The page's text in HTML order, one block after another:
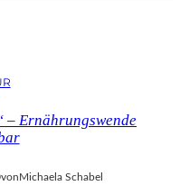
– Ernährungswende
vonMichaela Schabel